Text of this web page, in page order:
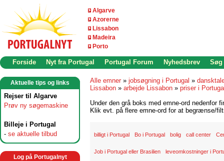
Algarve
Azorerne
Lissabon
Madeira
Porto
Forside Nyt fra Portugal Portugal Forum Nyhedsbrev Søg
Aktuelle tips og links
Rejser til Algarve
Prøv ny søgemaskine
Billeje i Portugal
- se aktuelle tilbud
Log på Portugalnyt
Alle emner » jobsøgning i Portugal »
Lissabon » arbejde Lissabon » priser i
Under den grå boks med emne-ord nedenfor
Klik evt. på flere emne-ord for at begrænse/
billigt i Portugal Bo i Portugal bolig call center
Job i Portugal eller Brasilien leveomkostninger i